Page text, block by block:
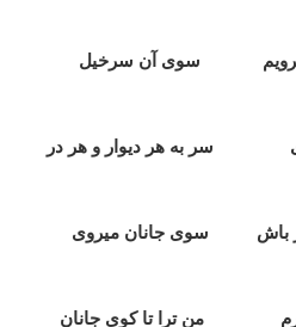
ميرويم سوی آن سرخيل
سر به هر ديوار و هر در
باش سوی جانان ميروی
پرم من ترا تا کوی جانان